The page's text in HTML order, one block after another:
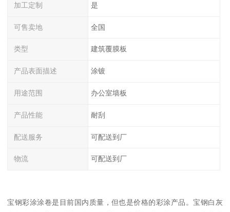
加工定制 是
可售卖地 全国
类型 建筑覆膜板
产品表面描述 涂镀
用途范围 办公室墙板
产品性能 耐刮
配送服务 可配送到厂
物流 可配送到厂
宝钢彩涂涂卷是目前国内质量，但也是价格的彩涂产品。宝钢白灰